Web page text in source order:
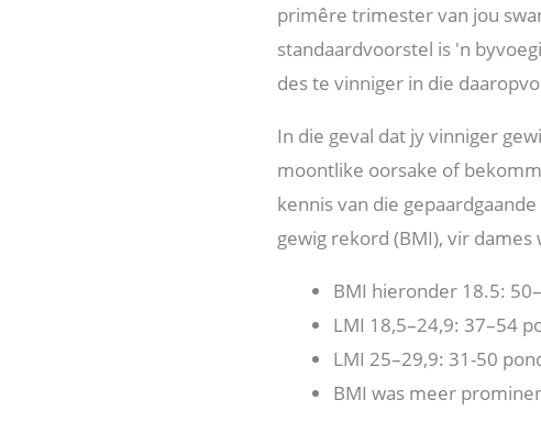
primêre trimester van jou
standaardvoorstel is 'n
des te vinniger in die
In die geval dat jy vinniger
moontlike oorsake of
kennis van die
gewig rekord (BMI), vir
BMI hieronder 18.5:
LMI 18,5–24,9: 37–54
LMI 25–29,9: 31-50
BMI was meer